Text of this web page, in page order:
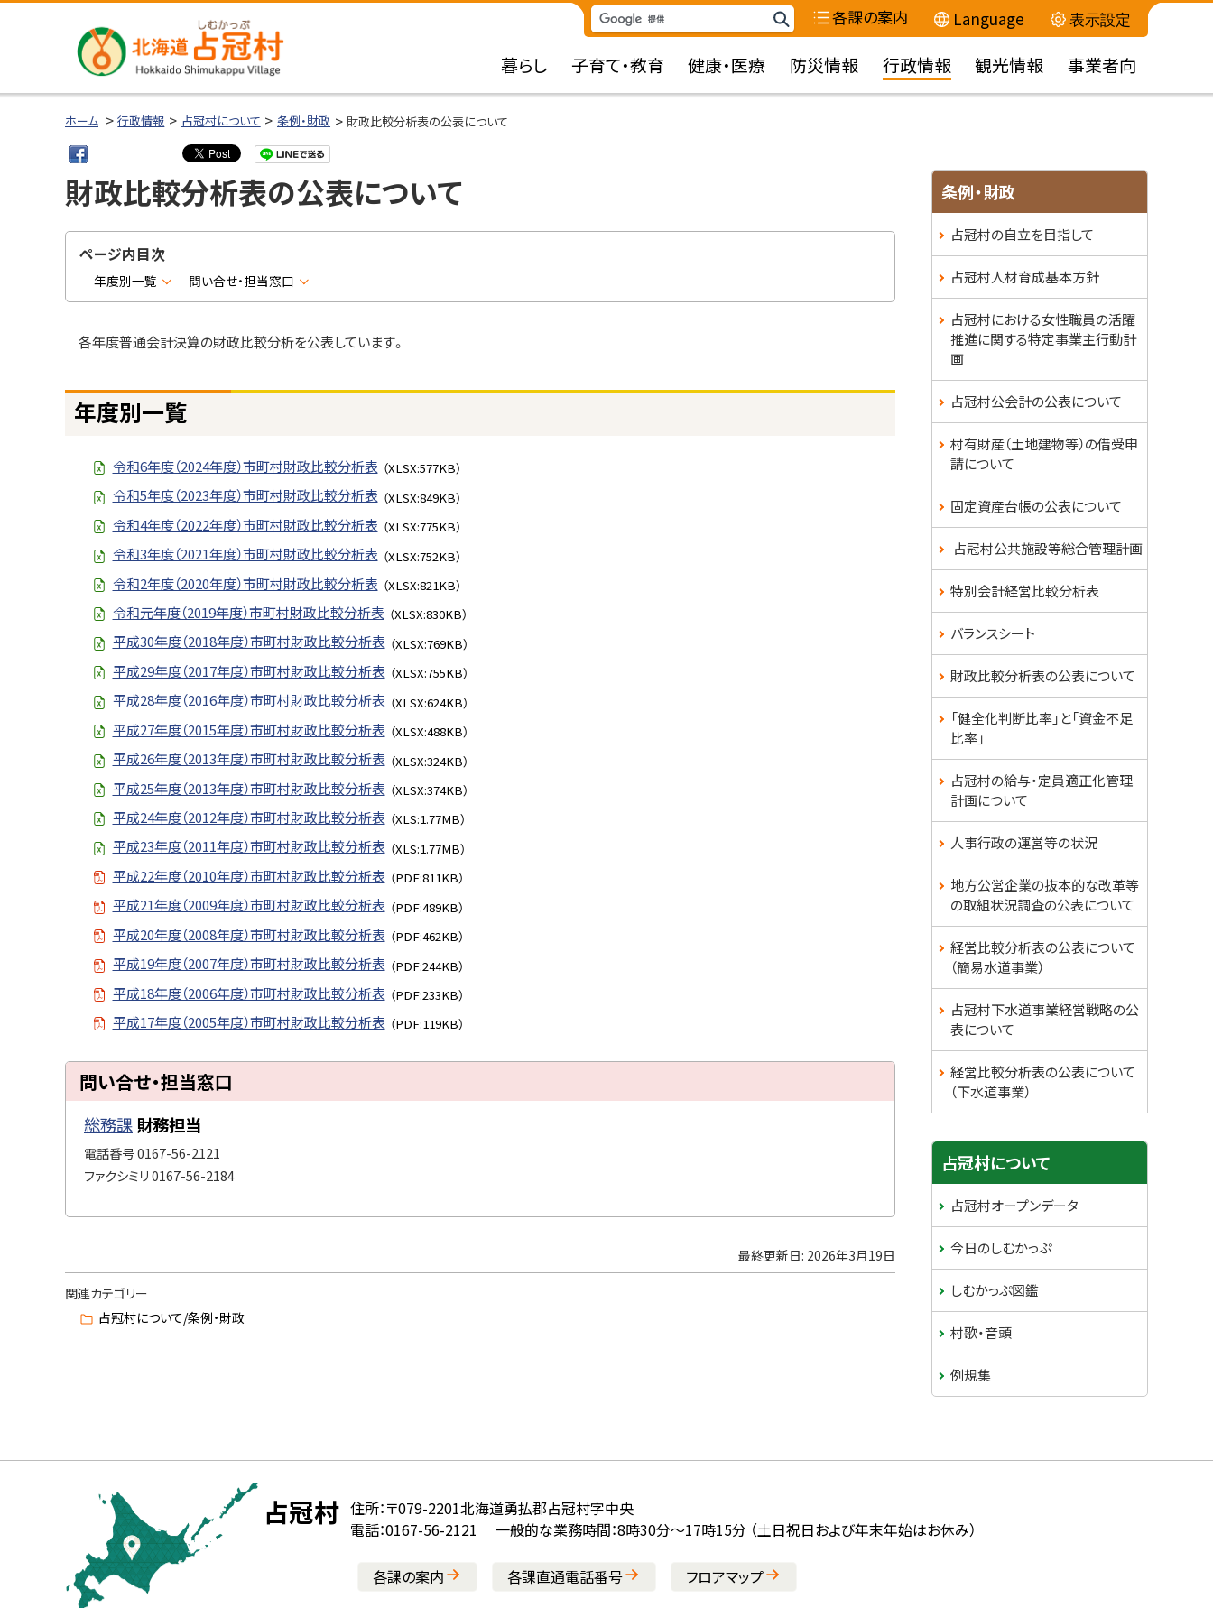
メ
北海道占冠
村
検
索
キ
ー
検
各課の案内 Language 表示設定
暮らし 子育て・教育 健康・医療 防災情報 行政情報 観光情報 事業者向
ホーム 行政情報 占冠村について 条例・財政 財政比較分析表の公表について
財政比較分析表の公表について
ページ内目次
年度別一覧 問い合せ・担当窓口
各年度普通会計決算の財政比較分析を公表しています。
年度別一覧
令和6年度（2024年度）市町村財政比較分析表 （XLSX:577KB）
令和5年度（2023年度）市町村財政比較分析表 （XLSX:849KB）
令和4年度（2022年度）市町村財政比較分析表 （XLSX:775KB）
令和3年度（2021年度）市町村財政比較分析表 （XLSX:752KB）
令和2年度（2020年度）市町村財政比較分析表 （XLSX:821KB）
令和元年度（2019年度）市町村財政比較分析表 （XLSX:830KB）
平成30年度（2018年度）市町村財政比較分析表 （XLSX:769KB）
平成29年度（2017年度）市町村財政比較分析表 （XLSX:755KB）
平成28年度（2016年度）市町村財政比較分析表 （XLSX:624KB）
平成27年度（2015年度）市町村財政比較分析表 （XLSX:488KB）
平成26年度（2013年度）市町村財政比較分析表 （XLSX:324KB）
平成25年度（2013年度）市町村財政比較分析表 （XLSX:374KB）
平成24年度（2012年度）市町村財政比較分析表 （XLS:1.77MB）
平成23年度（2011年度）市町村財政比較分析表 （XLS:1.77MB）
平成22年度（2010年度）市町村財政比較分析表 （PDF:811KB）
平成21年度（2009年度）市町村財政比較分析表 （PDF:489KB）
平成20年度（2008年度）市町村財政比較分析表 （PDF:462KB）
平成19年度（2007年度）市町村財政比較分析表 （PDF:244KB）
平成18年度（2006年度）市町村財政比較分析表 （PDF:233KB）
平成17年度（2005年度）市町村財政比較分析表 （PDF:119KB）
ト
ッ
プ
に
戻
問い合せ・担当窓口
総務課財務担当
電話番号0167-56-2121
ファクシミリ0167-56-2184
プ
に
最終更新日: 2026年3月19日
関連カテゴリー
占冠村について/条例・財政
条例・財政
占冠村の自立を目指して
占冠村人材育成基本方針
占冠村における女性職員の活躍
推進に関する特定事業主行動計
画
占冠村公会計の公表について
村有財産（土地建物等）の借受申
請について
固定資産台帳の公表について
占冠村公共施設等総合管理計画
特別会計経営比較分析表
バランスシート
財政比較分析表の公表について
「健全化判断比率」と「資金不足
比率」
占冠村の給与・定員適正化管理
計画について
人事行政の運営等の状況
地方公営企業の抜本的な改革等
の取組状況調査の公表について
経営比較分析表の公表について
（簡易水道事業）
占冠村下水道事業経営戦略の公
表について
経営比較分析表の公表について
（下水道事業）
サ
イ
ド
・
メ
ニ
ュ
占冠村について
占冠村オープンデータ
今日のしむかっぷ
しむかっぷ図鑑
村歌・音頭
例規集
北
占冠村役
場
住所：〒079-2201北海道勇払郡占冠村字中央
電話：0167-56-2121
一般的な業務時間：8時30分～17時15分 （土日祝日および年末年始はお休み）
各課の案内 各課直通電話番号 フロアマップ
戻